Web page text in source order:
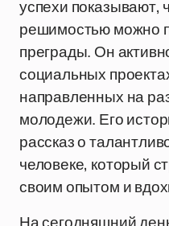
успехи показывают,
решимостью можно
преграды. Он
социальных
направленных на
молодежи. Его
рассказ о
человеке, который
своим опытом и